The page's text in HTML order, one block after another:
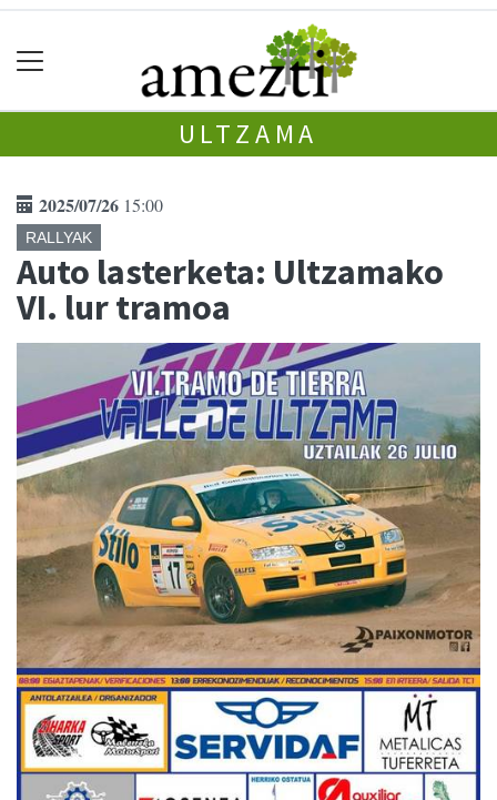
ULTZAMA
2025/07/26 15:00
RALLYAK
Auto lasterketa: Ultzamako
VI. lur tramoa